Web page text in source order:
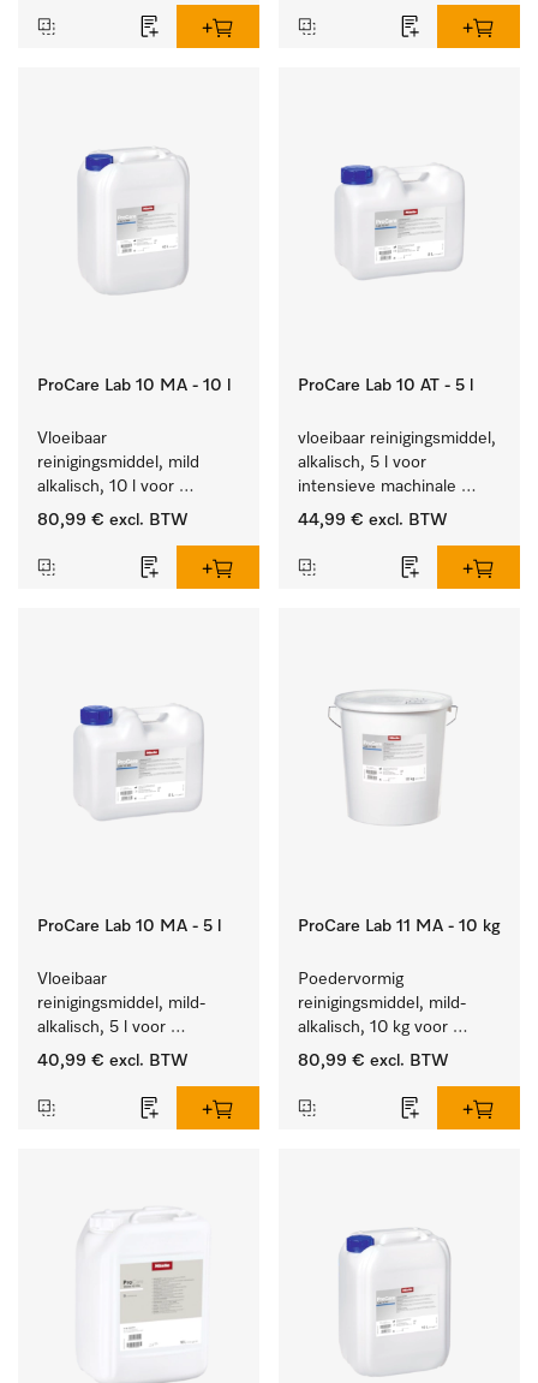
gerei.
ProCare Lab 10 MA - 10 l
Vloeibaar
reinigingsmiddel, mild
alkalisch, 10 l voor
materiaalbesparende,
laboratoriumglasw. en -
80,99 € excl. BTW
ProCare Lab 10 AT - 5 l
vloeibaar reinigingsmiddel,
alkalisch, 5 l voor
intensieve machinale
reiniging van
gerei.
44,99 € excl. BTW
ProCare Lab 10 MA - 5 l
Vloeibaar
reinigingsmiddel, mild-
alkalisch, 5 l voor
materiaalbesparende,
laboratoriumglasw. en -
40,99 € excl. BTW
ProCare Lab 11 MA - 10 kg
Poedervormig
reinigingsmiddel, mild-
alkalisch, 10 kg voor
materiaalbesparende,
laboratoriumglasw. en -
80,99 € excl. BTW